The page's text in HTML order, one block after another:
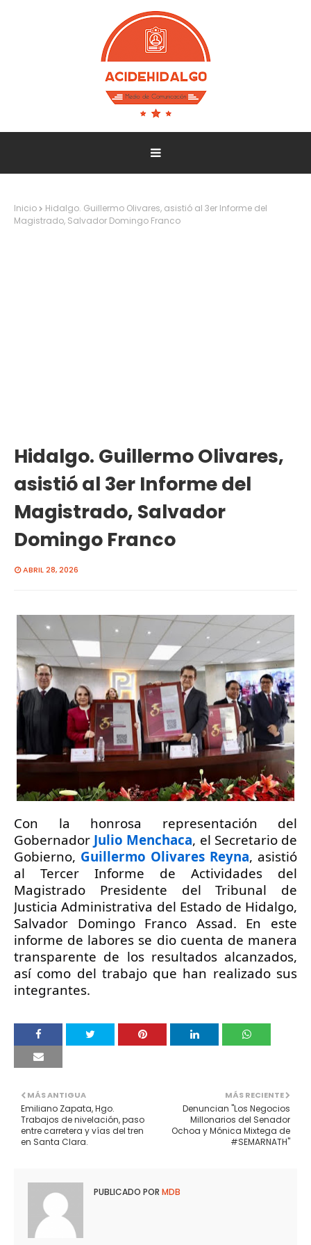
Inicio
Hidalgo. Guillermo Olivares, asistió al 3er Informe del
Magistrado, Salvador Domingo Franco
Hidalgo. Guillermo Olivares,
asistió al 3er Informe del
Magistrado, Salvador
Domingo Franco
ABRIL 28, 2026
Con la honrosa representación del
Gobernador Julio Menchaca, el Secretario de
Gobierno, Guillermo Olivares Reyna, asistió
al Tercer Informe de Actividades del
Magistrado Presidente del Tribunal de
Justicia Administrativa del Estado de Hidalgo,
Salvador Domingo Franco Assad. En este
informe de labores se dio cuenta de manera
transparente de los resultados alcanzados,
así como del trabajo que han realizado sus
integrantes.
MÁS RECIENTE
Denuncian "Los Negocios
Millonarios del Senador
Ochoa y Mónica Mixtega de
#SEMARNATH"
MÁS ANTIGUA
Emiliano Zapata, Hgo.
Trabajos de nivelación, paso
entre carretera y vías del tren
en Santa Clara.
PUBLICADO POR MDB